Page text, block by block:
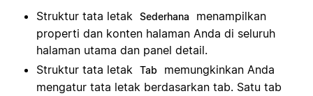
Struktur tata letak Sederhana
menampilkan
properti dan konten halaman Anda di seluruh
halaman utama dan panel detail.
Struktur tata letak Tab
memungkinkan Anda
mengatur tata letak berdasarkan tab. Satu tab